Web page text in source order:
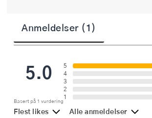
Anmeldelser (1)
5.0
Basert på 1 vurdering
5
4
3
2
1
Flest likes Alle anmeldelser